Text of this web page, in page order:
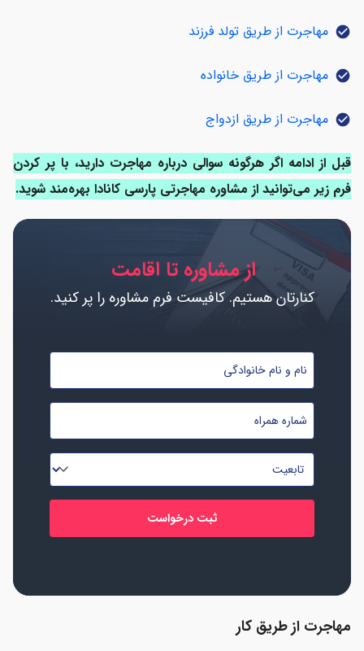
check_circle مهاجرت از طریق تولد فرزند
check_circle مهاجرت از طریق خانواده
check_circle مهاجرت از طریق ازدواج
قبل از ادامه اگر هرگونه سوالی درباره مهاجرت دارید، با پر کردن
فرم زیر می‌توانید از مشاوره مهاجرتی پارسی کانادا بهره‌مند شوید.
از مشاوره تا اقامت
کنارتان هستیم. کافیست فرم مشاوره را پر کنید.
نام
نام
خانوادگی
*
شماره
موبایل
*
تابعیت
*
مهاجرت از طریق کار